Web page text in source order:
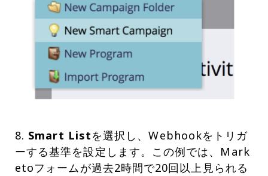
8. Smart Listを選択し、Webhookをトリガ
ーする基準を設定します。この例では、Mark
etoフォームが過去2時間で20回以上見られる